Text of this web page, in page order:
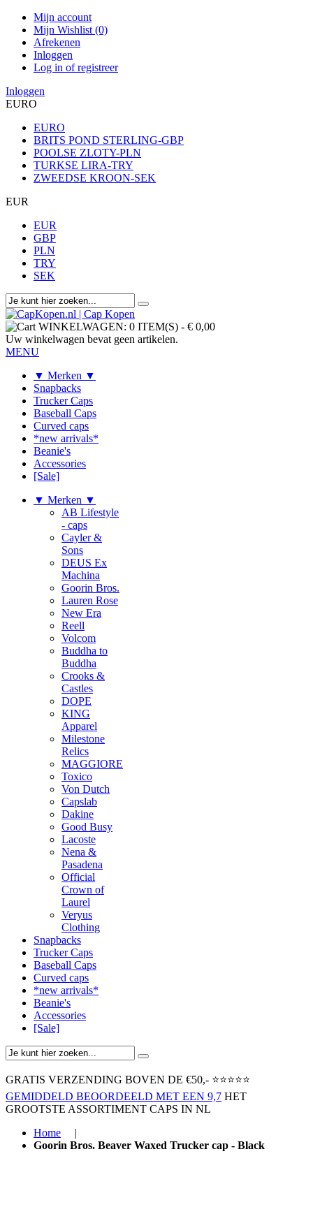
Mijn account
Mijn Wishlist (0)
Afrekenen
Inloggen
Log in of registreer
Inloggen
EURO
EURO
BRITS POND STERLING-GBP
POOLSE ZLOTY-PLN
TURKSE LIRA-TRY
ZWEEDSE KROON-SEK
EUR
EUR
GBP
PLN
TRY
SEK
WINKELWAGEN: 0 ITEM(S) - € 0,00
Uw winkelwagen bevat geen artikelen.
MENU
▼ Merken ▼
Snapbacks
Trucker Caps
Baseball Caps
Curved caps
*new arrivals*
Beanie's
Accessories
[Sale]
▼ Merken ▼
AB Lifestyle
- caps
Cayler &
Sons
DEUS Ex
Machina
Goorin Bros.
Lauren Rose
New Era
Reell
Volcom
Buddha to
Buddha
Crooks &
Castles
DOPE
KING
Apparel
Milestone
Relics
MAGGIORE
Toxico
Von Dutch
Capslab
Dakine
Good Busy
Lacoste
Nena &
Pasadena
Official
Crown of
Laurel
Veryus
Clothing
Snapbacks
Trucker Caps
Baseball Caps
Curved caps
*new arrivals*
Beanie's
Accessories
[Sale]
GRATIS VERZENDING BOVEN ​DE €50,-​ ⭐⭐⭐⭐⭐
GEMIDDELD BEOORDEELD MET EEN 9,7 HET
GROOTSTE ASSORTIMENT CAPS IN NL
Home
|
Goorin Bros. Beaver Waxed Trucker cap - Black